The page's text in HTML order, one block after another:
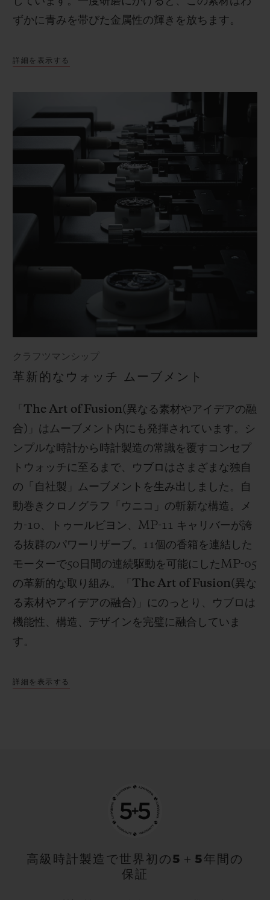
ずかに青みを帯びた金属性の輝きを放ちます。
詳細を表示する
クラフツマンシップ
革新的なウォッチ ムーブメント
The Art of Fusion(異なる素材やアイデアの融
合) 」はムーブメント内にも発揮されています。シ
ンプルな時計から時計製造の常識を覆すコンセプ
トウォッチに至るまで、ウブロはさまざまな独自
の「自社製」ムーブメントを生み出しました。自
動巻きクロノグラフ「ウニコ」の斬新な構造。メ
カ -10 、トゥールビヨン、 MP-11 キャリバーが誇
る抜群のパワーリザーブ。 11個の香箱を連結した
モーターで50 日間の連続駆動を可能にしたMP-05
の革新的な取り組み。「 The Art of Fusion(異な
る素材やアイデアの融合) 」にのっとり、ウブロは
機能性、構造、デザインを完璧に融合していま
す。
詳細を表示する
高級時計製造で世界初の5＋5年間の
保証